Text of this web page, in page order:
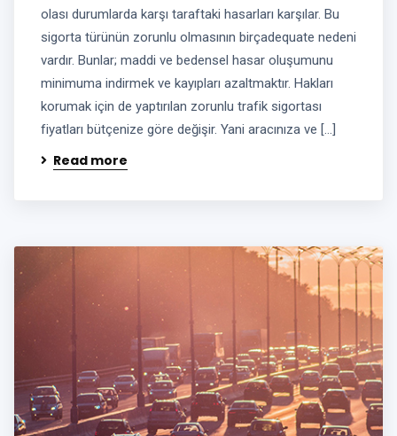
olası durumlarda karşı taraftaki hasarları karşılar. Bu
sigorta türünün zorunlu olmasının birçadequate nedeni
vardır. Bunlar; maddi ve bedensel hasar oluşumunu
minimuma indirmek ve kayıpları azaltmaktır. Hakları
korumak için de yaptırılan zorunlu trafik sigortası
fiyatları bütçenize göre değişir. Yani aracınıza ve […]
Read more